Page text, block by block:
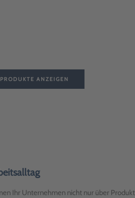
ANZEIGEN
Ihr Unternehmen nicht nur über